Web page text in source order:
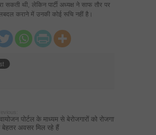
सकती थी, लेकिन पार्टी अध्यक्ष ने साफ तौर पर
कराने में उनकी कोई रूचि नहीं है।
पोर्टल के माध्यम से बेरोजगारों को रोजगार
अवसर मिल रहे हैं